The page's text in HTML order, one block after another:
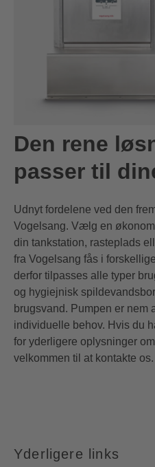
Den rene
passer til
Udnyt fordelene ved den
Vogelsang. Vælg en
din tankstation, rasteplads
fra Vogelsang fås i
derfor tilpasses alle typer
og hygiejnisk
brugsvand. Pumpen er nem
individuelle behov. Hvis du
for yderligere oplysninger
velkommen til at kontakte
Yderligere links